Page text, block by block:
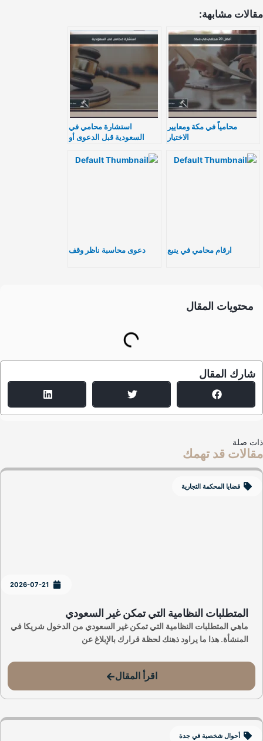
مشابهة:
محامياً في مكة ومعايير
الاختيار
استشارة محامي في
السعودية قبل الدعوى أو
ارقام محامي في ينبع دعوى محاسبة ناظر وقف
محتويات المقال
شارك المقال
صلة
قد تهمك
قضايا المحكمة التجارية
2026-07-21
المتطلبات النظامية التي تمكن غير السعودي
ماهي المتطلبات النظامية التي تمكن غير السعودي من الدخول شريكا في
المنشأة. هذا ما يراود ذهنك لحظة قرارك بالإبلاغ عن
اقرأ المقال
أحوال شخصية في جدة